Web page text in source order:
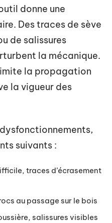
donne une
Des traces de sève
de salissures
la mécanique.
la propagation
la vigueur des
suivants :
traces d’écrasement
au passage sur le bois
salissures visibles